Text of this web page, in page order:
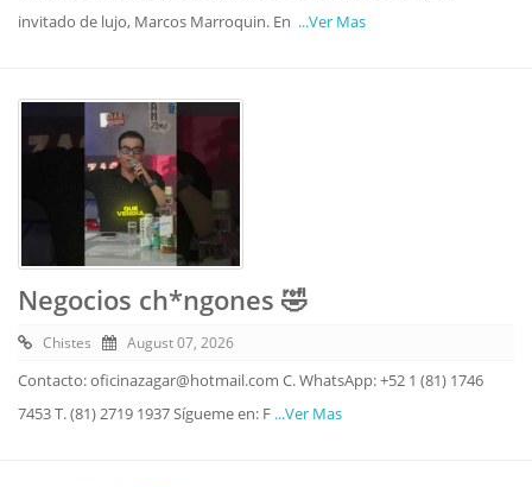
invitado de lujo, Marcos Marroquin. En ...Ver Mas
Negocios ch*ngones 🤣
Chistes August 07, 2026
Contacto: oficinazagar@hotmail.com C. WhatsApp: +52 1 (81) 1746
7453 T. (81) 2719 1937 Sígueme en: F ...Ver Mas